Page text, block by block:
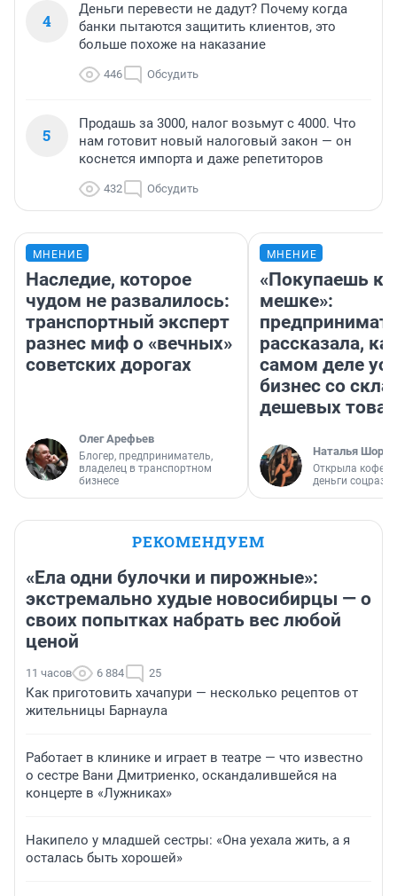
4
Деньги перевести не дадут? Почему когда
банки пытаются защитить клиентов, это
больше похоже на наказание
446 Обсудить
5
Продашь за 3000, налог возьмут с 4000. Что
нам готовит новый налоговый закон — он
коснется импорта и даже репетиторов
432 Обсудить
МНЕНИЕ
Наследие, которое
чудом не развалилось:
транспортный эксперт
разнес миф о «вечных»
советских дорогах
Олег Арефьев
Блогер, предприниматель,
владелец в транспортном
бизнесе
МНЕНИЕ
«Покупаешь
мешке»:
рассказала,
самом деле
бизнес со
дешевых
Наталья
Открыла
деньги
РЕКОМЕНДУЕМ
«Ела одни булочки и пирожные»:
экстремально худые новосибирцы — о
своих попытках набрать вес любой
ценой
11 часов 6 884 25
Как приготовить хачапури — несколько рецептов от
жительницы Барнаула
Работает в клинике и играет в театре — что известно
о сестре Вани Дмитриенко, оскандалившейся на
концерте в «Лужниках»
Накипело у младшей сестры: «Она уехала жить, а я
осталась быть хорошей»